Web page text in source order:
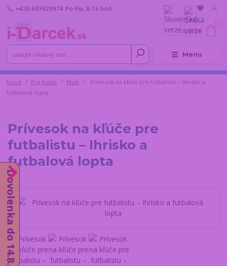
Menu
+420 603920974 Po-Pia, 8-16 hod.
0
0,00 €
Úvod Pre koho Muži
Prívesok na kľúče pre futbalistu – Ihrisko a
futbalová lopta
Prívesok na kľúče pre
futbalistu – Ihrisko a
futbalová lopta
Dovolenka do 14.8.